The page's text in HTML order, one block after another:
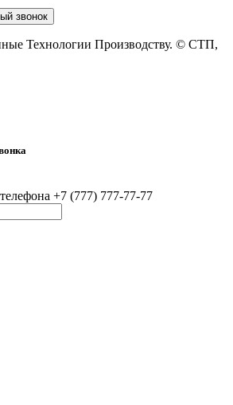
звонок
Технологии Производству. © СТП,
+7 (777) 777-77-77